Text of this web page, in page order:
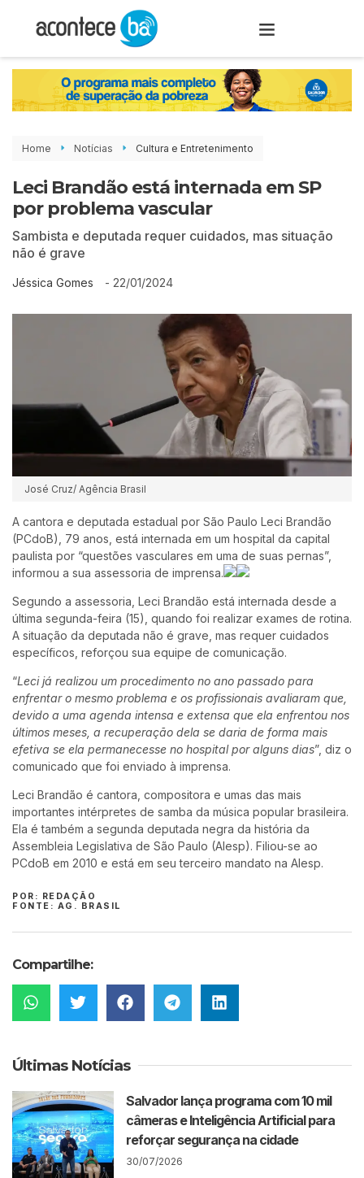
Home Notícias Cultura e Entretenimento
Leci Brandão está internada em SP
por problema vascular
Sambista e deputada requer cuidados, mas situação
não é grave
Jéssica Gomes - 22/01/2024
José Cruz/ Agência Brasil
A cantora e deputada estadual por São Paulo Leci Brandão
(PCdoB), 79 anos, está internada em um hospital da capital
paulista por “questões vasculares em uma de suas pernas”,
informou a sua assessoria de imprensa.
Segundo a assessoria, Leci Brandão está internada desde a
última segunda-feira (15), quando foi realizar exames de rotina.
A situação da deputada não é grave, mas requer cuidados
específicos, reforçou sua equipe de comunicação.
“Leci já realizou um procedimento no ano passado para
enfrentar o mesmo problema e os profissionais avaliaram que,
devido a uma agenda intensa e extensa que ela enfrentou nos
últimos meses, a recuperação dela se daria de forma mais
efetiva se ela permanecesse no hospital por alguns dias”, diz o
comunicado que foi enviado à imprensa.
Leci Brandão é cantora, compositora e umas das mais
importantes intérpretes de samba da música popular brasileira.
Ela é também a segunda deputada negra da história da
Assembleia Legislativa de São Paulo (Alesp). Filiou-se ao
PCdoB em 2010 e está em seu terceiro mandato na Alesp.
POR: REDAÇÃO
FONTE: AG. BRASIL
Compartilhe:
Últimas Notícias
Salvador lança programa com 10 mil
câmeras e Inteligência Artificial para
reforçar segurança na cidade
30/07/2026